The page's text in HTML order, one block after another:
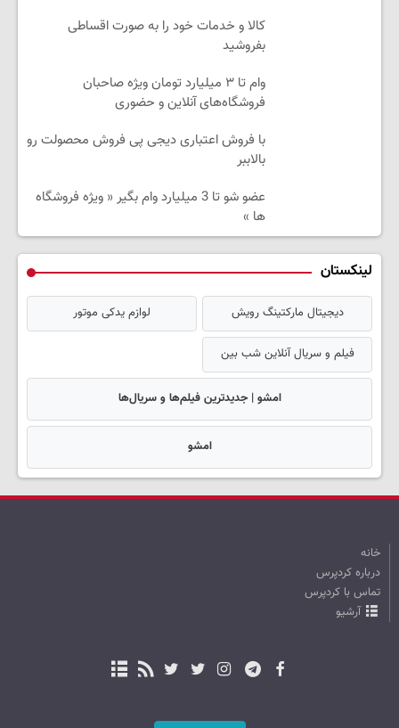
کالا و خدمات خود را به صورت اقساطی
بفروشید
وام تا ۳ میلیارد تومان ویژه صاحبان
فروشگاه‌های آنلاین و حضوری
با فروش اعتباری دیجی پی فروش محصولت رو
بالاببر
عضو شو تا 3 میلیارد وام بگیر « ویژه فروشگاه
ها »
لینکستان
دیجیتال مارکتینگ رویش لوازم یدکی موتور
فیلم و سریال آنلاین شب بین
امشو | جدیدترین فیلم‌ها و سریال‌ها
امشو
خانه
درباره کردپرس
تماس با کردپرس
آرشیو